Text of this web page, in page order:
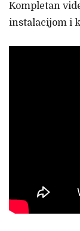
Kompletan
instalacijom i